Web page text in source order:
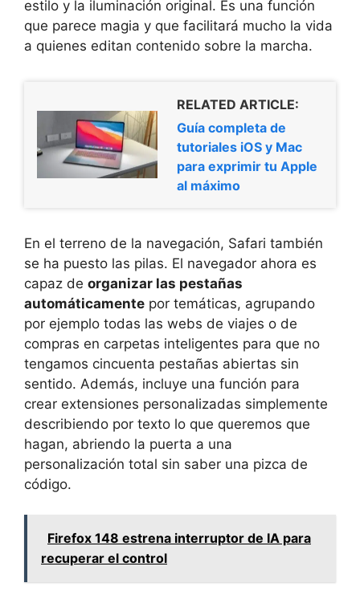
estilo y la iluminación original. Es una función
que parece magia y que facilitará mucho la vida
a quienes editan contenido sobre la marcha.
RELATED ARTICLE:
Guía completa de
tutoriales iOS y Mac
para exprimir tu Apple
al máximo
En el terreno de la navegación, Safari también
se ha puesto las pilas. El navegador ahora es
capaz de organizar las pestañas
automáticamente por temáticas, agrupando
por ejemplo todas las webs de viajes o de
compras en carpetas inteligentes para que no
tengamos cincuenta pestañas abiertas sin
sentido. Además, incluye una función para
crear extensiones personalizadas simplemente
describiendo por texto lo que queremos que
hagan, abriendo la puerta a una
personalización total sin saber una pizca de
código.
Firefox 148 estrena interruptor de IA para
recuperar el control